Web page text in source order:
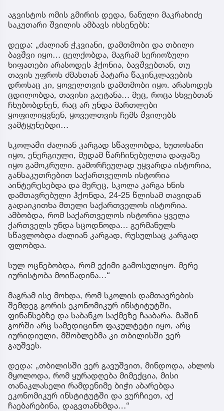
აგვისტოს ომის გმირის დედა, ნანული მაკრახიძე
საკუთარი შვილის ამბავს იხსენებს:
დედა: „ძალიან ჭკვიანი, დამთმობი და თბილი
ბავშვი იყო… ცელქობდა, მაგრამ სერიოზული
ხიფათები არასოდეს ჰქონია, ბავშვებთან, თუ
თავის უფროს ძმასთან პატარა წაკინკლავების
დროსაც კი, ყოველთვის დამთმობი იყო. არასოდეს
ცდილობდა, თავისი გაეტანა… მეც, როცა სხვებთან
ჩხუბობდნენ, რაც არ უნდა მართლები
ყოფილიყვნენ, ყოველთვის ჩემს შვილებს
ვამტყუნებდი…
სკოლაში ძალიან კარგად სწავლობდა, ხუთოსანი
იყო, ენერგიული, მუდამ წარჩინებულთა დაფაზე
იყო გამოკრული. გამორჩეულად უყვარდა ისტორია,
განსაკუთრებით საქართველოს ისტორია
აინტერესებდა და მერეც, სკოლა კარგა ხნის
დამთავრებული ჰქონდა, 24-25 წლისამ თავიდან
გადაიკითხა მთელი საქართველოს ისტორია.
ამბობდა, რომ საქართველოს ისტორია ყველა
ქართველს უნდა სცოდნოდა… გერმანულს
სწავლობდა ძალიან კარგად, რუსულსაც კარგად
ფლობდა.
სულ ოცნებობდა, რომ ექიმი გამოსულიყო. მერე
იურისტობა მოიწადინა…“
მაგრამ ისე მოხდა, რომ სკოლის დამთავრების
შემდეგ გორის ეკონომიკურ ინსტიტუტში,
ფინანსებზე და საბანკო საქმეზე ჩააბარა. მაშინ
გორში არც სამედიცინო ფაკულტეტი იყო, არც
იურიდიული, მშობლებმა კი თბილისში ვერ
გაუშვეს.
დედა: „თბილისში ვერ გავუშვით, მინდოდა, ახლოს
მყოლოდა, რომ ყურადღება მიმექცია, მისი
თანაკლასელი რამდენიმე ბიჭი აბარებდა
ეკონომიკურ ინსტიტუტში და ვურჩიეთ, აქ
ჩაებარებინა, დაგვთანხმდა…“